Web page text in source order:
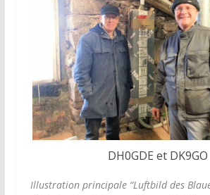
DH0GDE et DK9GO
Illustration principale “Luftbild des